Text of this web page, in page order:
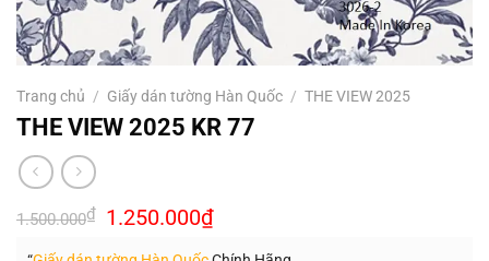
Trang chủ / Giấy dán tường Hàn Quốc / THE VIEW 2025
THE VIEW 2025 KR 77
1.500.000₫ Giá
gốc
1.250.000₫Giá
hiện